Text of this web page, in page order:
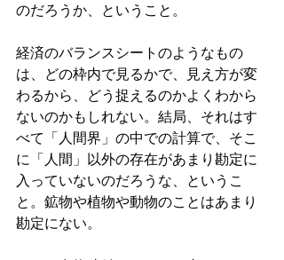
のだろうか、ということ。
経済のバランスシートのようなもの
は、どの枠内で見るかで、見え方が変
わるから、どう捉えるのかよくわから
ないのかもしれない。結局、それはす
べて「人間界」の中での計算で、そこ
に「人間」以外の存在があまり勘定に
入っていないのだろうな、というこ
と。鉱物や植物や動物のことはあまり
勘定にない。